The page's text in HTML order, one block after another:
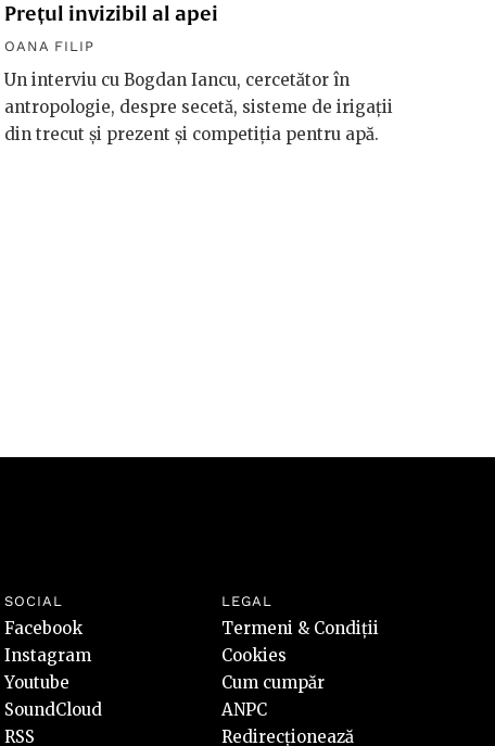
Prețul invizibil al apei
OANA FILIP
Un interviu cu Bogdan Iancu, cercetător în
antropologie, despre secetă, sisteme de irigații
din trecut și prezent și competiția pentru apă.
SOCIAL
Facebook
Instagram
Youtube
SoundCloud
RSS
LEGAL
Termeni & Condiții
Cookies
Cum cumpăr
ANPC
Redirecționează